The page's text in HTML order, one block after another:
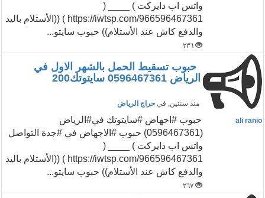
واتس اب دايركت ) ____ (
https://iwtsp.com/966596467361 ) ((الأستلام باليد
والدفع كاش عند الأستلام)) حبوب سايتو...
٢٣٦
حبوب تسقيط الحمل بالشهر الاول في
الرياض 0596467361 سايتوتك200
منذ سنتين, في حراج الرياض
ali ranio
حبوب #اجهاض #سايتوتك في#الرياض
(0596467361) حبوب #الاجهاض في #جدة التواصل
واتس اب دايركت ) ____ (
https://iwtsp.com/966596467361 ) ((الأستلام باليد
والدفع كاش عند الأستلام)) حبوب سايتو...
٢٦٧